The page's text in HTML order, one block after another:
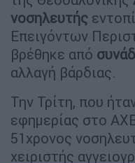
νοσηλευτής
Επειγόντων
βρέθηκε από
αλλαγή βάρδιας.
Την Τρίτη, που
εφημερίας στο
51χρονος
χειριστής